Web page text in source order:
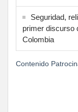
Seguridad,
primer discurso
Colombia
Contenido